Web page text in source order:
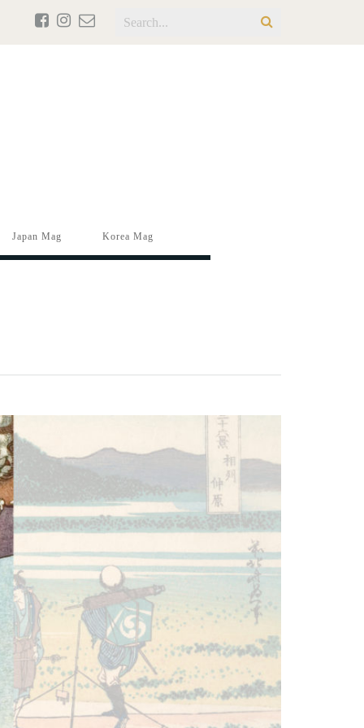
Japan Mag Korea Mag